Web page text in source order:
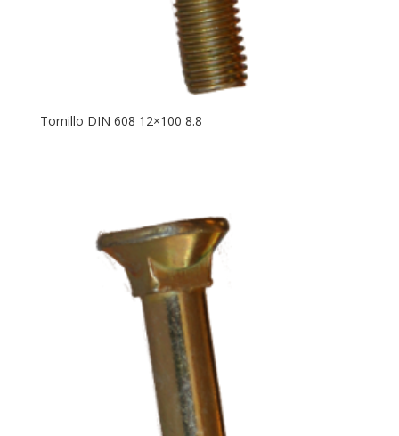
Tornillo DIN 608 12×100 8.8